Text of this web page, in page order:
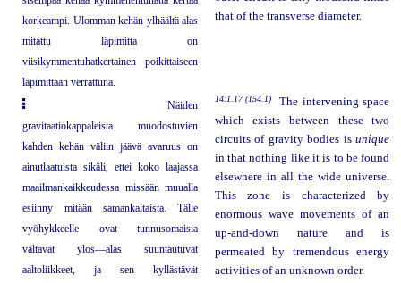
korkeampi. Ulomman kehän ylhäältä alas
mitattu läpimitta on
viisikymmentuhatkertainen poikittaiseen
läpimittaan verrattuna.
that of the transverse diameter.
Näiden
gravitaatiokappaleista muodostuvien
kahden kehän väliin jäävä avaruus on
ainutlaatuista sikäli, ettei koko laajassa
maailmankaikkeudessa missään muualla
esiinny mitään samankaltaista. Tälle
vyöhykkeelle ovat tunnusomaisia
valtavat ylös—alas suuntautuvat
aaltoliikkeet, ja sen kyllästävät
14:1.17 (154.1)
The intervening space
which exists between these two
circuits of gravity bodies isunique
in that nothing like it is to be found
elsewhere in all the wide universe.
This zone is characterized by
enormous wave movements of an
up-and-down nature and is
permeated by tremendous energy
activities of an unknown order.